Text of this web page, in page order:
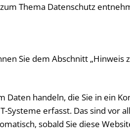
Thema Datenschutz
Sie dem Abschnitt „Hinweis
Daten handeln, die Sie in ein
erfasst. Das sind vor
sobald Sie diese